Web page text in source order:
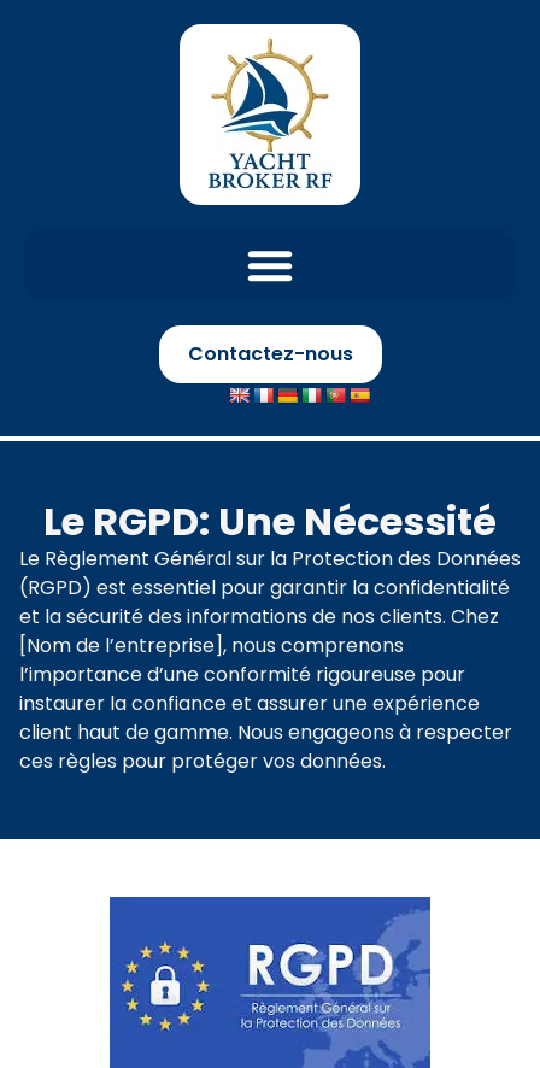
Contactez-nous
Le RGPD: Une Nécessité
Le Règlement Général sur la Protection des Données
(RGPD) est essentiel pour garantir la confidentialité
et la sécurité des informations de nos clients. Chez
[Nom de l’entreprise], nous comprenons
l’importance d’une conformité rigoureuse pour
instaurer la confiance et assurer une expérience
client haut de gamme. Nous engageons à respecter
ces règles pour protéger vos données.